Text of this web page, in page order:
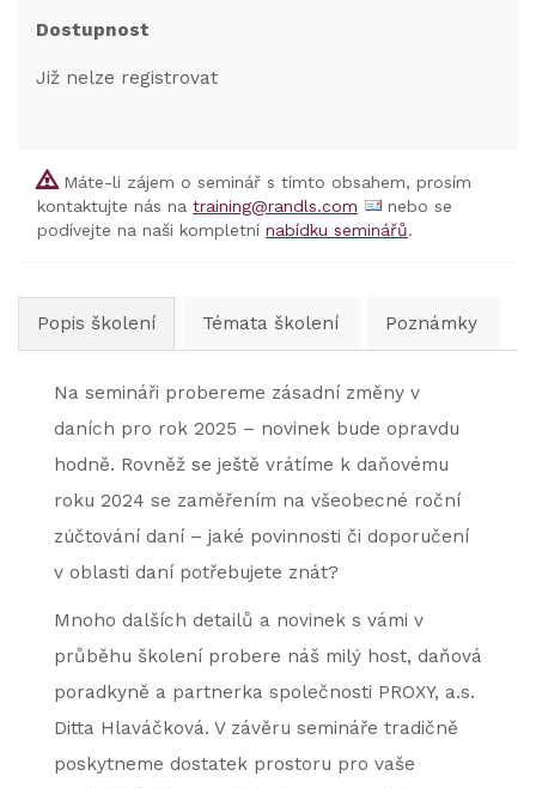
Dostupnost
Již nelze registrovat
Máte-li zájem o seminář s tímto obsahem, prosím
kontaktujte nás na training@randls.com
nebo se
podívejte na naši kompletní nabídku seminářů.
Popis školení Témata školení Poznámky
Na semináři probereme zásadní změny v
daních pro rok 2025 – novinek bude opravdu
hodně. Rovněž se ještě vrátíme k daňovému
roku 2024 se zaměřením na všeobecné roční
zúčtování daní – jaké povinnosti či doporučení
v oblasti daní potřebujete znát?
Mnoho dalších detailů a novinek s vámi v
průběhu školení probere náš milý host, daňová
poradkyně a partnerka společnosti PROXY, a.s.
Ditta Hlaváčková. V závěru semináře tradičně
poskytneme dostatek prostoru pro vaše